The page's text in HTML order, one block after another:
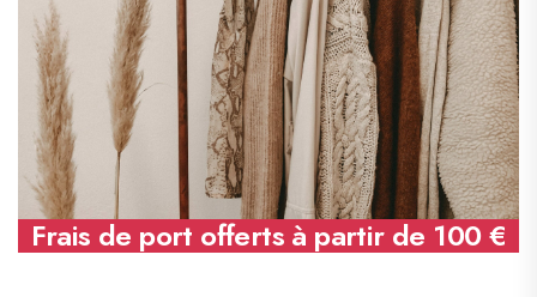
Frais de port offerts à partir de 100 €